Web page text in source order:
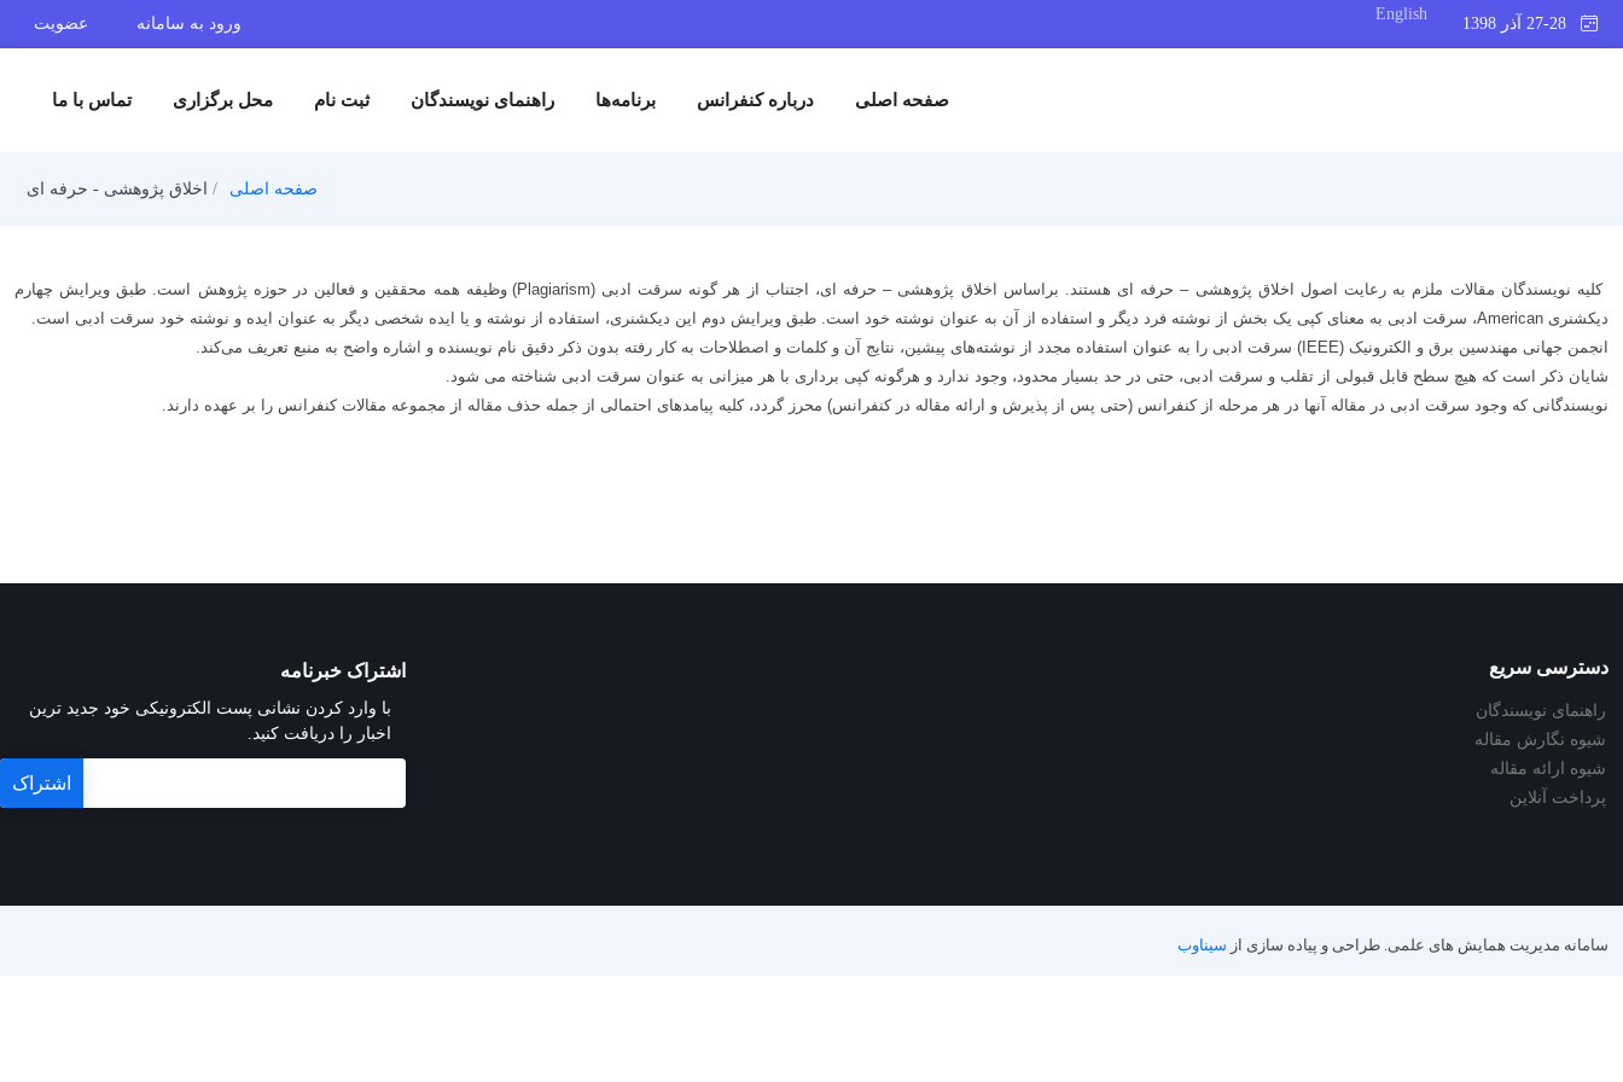
English
ورود به سامانه عضویت
صفحه اصلی درباره کنفرانس برنامه‌ها راهنمای نویسندگان ثبت نام محل برگزاری تماس با ما
صفحه اصلی اخلاق پژوهشی - حرفه ای
کلیه نویسندگان مقالات ملزم به رعایت اصول اخلاق پژوهشی – حرفه­ ای هستند. براساس اخلاق پژوهشی – حرفه­ ای، اجتناب از هر گونه سرقت ادبی (Plagiarism) وظیفه همه محققین و فعالین در حوزه پژوهش است. طبق ویرایش چهارم
دیکشنری American، سرقت ادبی به معنای کپی یک بخش از نوشته فرد دیگر و استفاده از آن به عنوان نوشته­ خود است. طبق ویرایش دوم این دیکشنری، استفاده از نوشته و یا ایده شخصی دیگر به عنوان ایده و نوشته خود سرقت ادبی است.
انجمن جهانی مهندسین برق و الکترونیک (IEEE) سرقت ادبی را به عنوان استفاده مجدد از نوشته‌­های پیشین، نتایج آن و کلمات و اصطلاحات به کار رفته بدون ذکر دقیق نام نویسنده و اشاره واضح به منبع تعریف می­‌کند.
شایان ذکر است که هیچ سطح قابل قبولی از تقلب و سرقت ادبی، حتی در حد بسیار محدود، وجود ندارد و هرگونه کپی برداری با هر میزانی به عنوان سرقت ادبی شناخته می­ شود.
نویسندگانی که وجود سرقت ادبی در مقاله آنها در هر مرحله از کنفرانس (حتی پس از پذیرش و ارائه مقاله در کنفرانس) محرز گردد، کلیه پیامدهای احتمالی از جمله حذف مقاله از مجموعه مقالات کنفرانس را بر عهده دارند.
دسترسی سریع
راهنمای نویسندگان
شیوه نگارش مقاله
شیوه ارائه مقاله
پرداخت آنلاین
اشتراک خبرنامه
با وارد کردن نشانی پست الکترونیکی خود جدید ترین
اخبار را دریافت کنید.
سامانه مدیریت همایش های علمی. طراحی و پیاده سازی از سیناوب